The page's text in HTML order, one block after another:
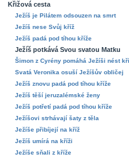
Křižová cesta
Ježíš je Pilátem odsouzen na smrt
Ježíš nese Svůj kříž
Ježíš padá pod tíhou kříže
Ježíš potkává Svou svatou Matku
Šimon z Cyrény pomáhá Ježíši nést
Svatá Veronika osuší Ježíšův obličej
Ježíš znovu padá pod tíhou kříže
Ježíš těší jeruzalémské ženy
Ježíš potřetí padá pod tíhou kříže
Ježíšovi strhávají šaty z těla
Ježíše přibíjejí na kříž
Ježíš umírá na kříži
Ježíše sňali z kříže